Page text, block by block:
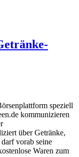
speziell
kommunizieren
über Getränke,
vorab seine
Waren zum